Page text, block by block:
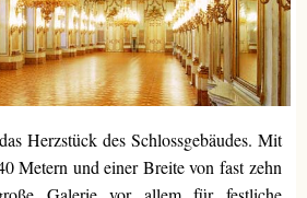
Herzstück des Schlossgebäudes. Mit
Metern und einer Breite von fast zehn